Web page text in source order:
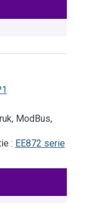
ModBus,
: EE872 serie